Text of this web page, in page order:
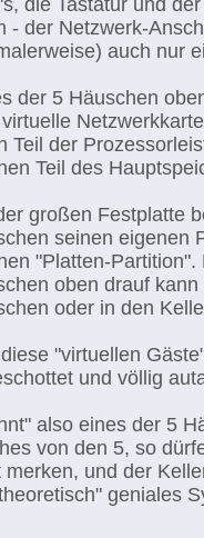
die Tastatur und
- der Netzwerk-
auch nur
der 5 Häuschen
Teil der
Teil des
großen Festplatte
seinen eigenen
"Platten-Partition".
oben drauf
oder in den
"virtuellen
und völlig
also eines der 5
von den 5, so
merken, und der
geniales